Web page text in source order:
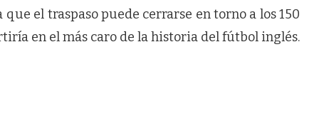
el traspaso puede cerrarse en torno a los 150
en el más caro de la historia del fútbol inglés.